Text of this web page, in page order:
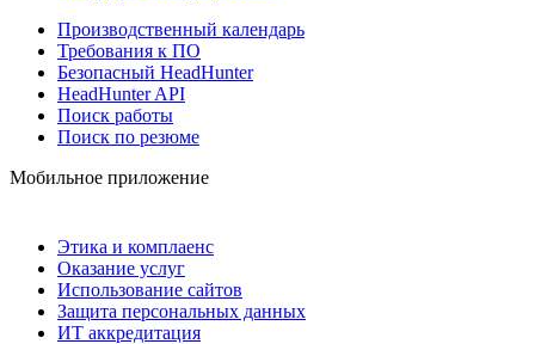
Производственный календарь
Требования к ПО
Безопасный HeadHunter
HeadHunter API
Поиск работы
Поиск по резюме
Мобильное приложение
Этика и комплаенс
Оказание услуг
Использование сайтов
Защита персональных данных
ИТ аккредитация